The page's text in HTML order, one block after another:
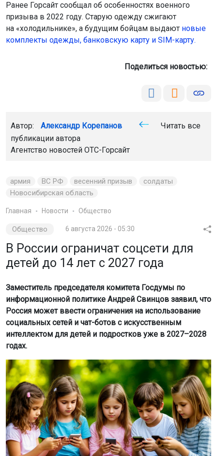
Ранее Горсайт сообщал об особенностях военного
призыва в 2022 году. Старую одежду сжигают
на «холодильнике», а будущим бойцам выдают новые
комплекты одежды, банковскую карту и SIM-карту.
Поделиться новостью:
Автор: Александр Корепанов
Читать все
публикации автора
Агентство новостей ОТС-Горсайт
армия ВС РФ весенний призыв
солдаты
Новосибирская область
Главная Новости Общество
Общество 6 августа 2026 - 05:30
В России ограничат соцсети для
детей до 14 лет с 2027 года
Заместитель председателя комитета Госдумы по
информационной политике Андрей Свинцов заявил, что
Россия может ввести ограничения на использование
социальных сетей и чат-ботов с искусственным
интеллектом для детей и подростков уже в 2027–2028
годах.